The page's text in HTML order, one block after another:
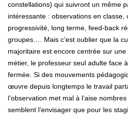
constellations) qui suivront un même
intéressante : observations en classe,
progressivité, long terme, feed-back
groupes…. Mais c’est oublier que la
majoritaire est encore centrée sur
métier, le professeur seul adulte face
fermée. Si des mouvements
œuvre depuis longtemps le travail
l’observation met mal à l’aise
semblent l’envisager que pour les